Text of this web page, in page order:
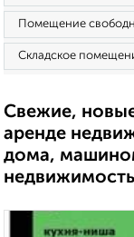
Помещение
Складское
Свежие,
аренде
дома,